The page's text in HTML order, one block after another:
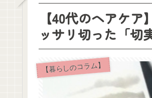
【40代のヘアケ
ッサリ切った「切
【暮らしのコラム】